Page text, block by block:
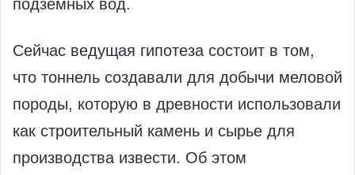
подземных вод.
Сейчас ведущая гипотеза состоит в том,
что тоннель создавали для добычи меловой
породы, которую в древности использовали
как строительный камень и сырье для
производства извести. Об этом